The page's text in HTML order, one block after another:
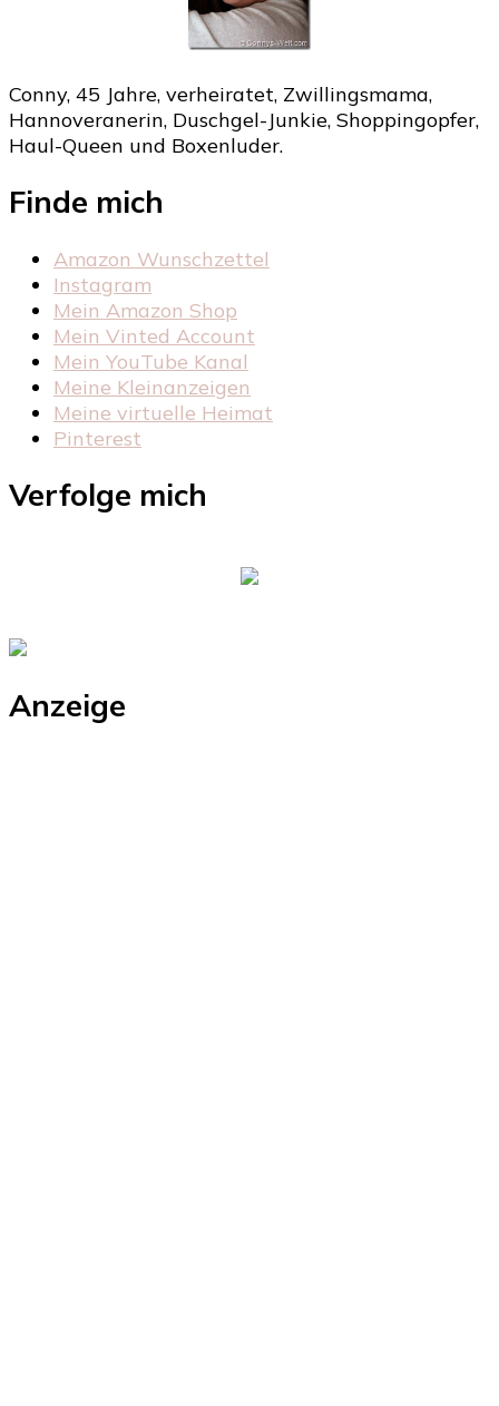
Conny, 45 Jahre, verheiratet, Zwillingsmama,
Hannoveranerin, Duschgel-Junkie, Shoppingopfer,
Haul-Queen und Boxenluder.
Finde mich
Amazon Wunschzettel
Instagram
Mein Amazon Shop
Mein Vinted Account
Mein YouTube Kanal
Meine Kleinanzeigen
Meine virtuelle Heimat
Pinterest
Verfolge mich
Anzeige